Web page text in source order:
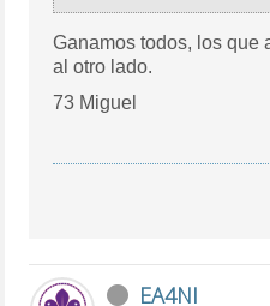
Ganamos todos, los que
al otro lado.
73 Miguel
EA4NI